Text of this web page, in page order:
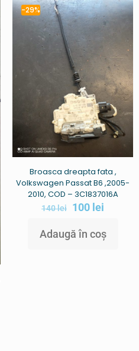
-29%
Broasca dreapta fata ,
Volkswagen Passat B6 ,2005-
2010, COD – 3C1837016A
140lei 100 lei
Adaugă în coș